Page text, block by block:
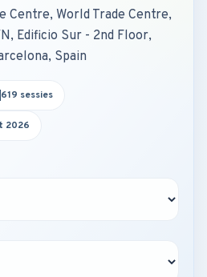
Centre, World Trade Centre,
Edificio Sur - 2nd Floor,
Spain
619 sessies
2026